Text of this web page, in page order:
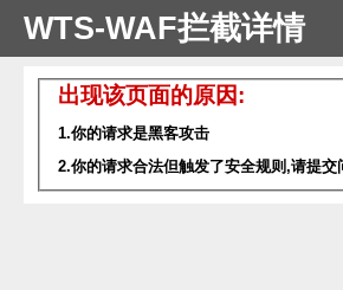
WTS-WAF拦截详情
出现该页面的原因:
1.你的请求是黑客攻击
2.你的请求合法但触发了安全规则,请提交